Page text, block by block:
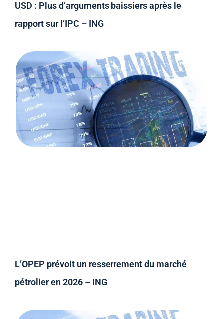
USD : Plus d’arguments baissiers après le
rapport sur l’IPC – ING
L’OPEP prévoit un resserrement du marché
pétrolier en 2026 – ING